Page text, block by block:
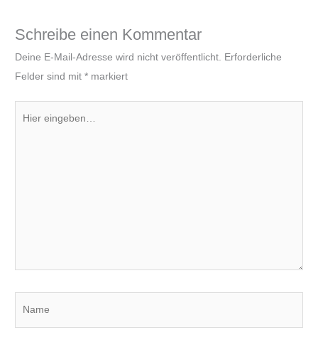
Schreibe einen Kommentar
Deine E-Mail-Adresse wird nicht veröffentlicht. Erforderliche
Felder sind mit* markiert